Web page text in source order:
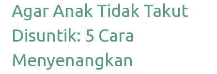
Agar Anak Tidak Takut
Disuntik: 5 Cara
Menyenangkan